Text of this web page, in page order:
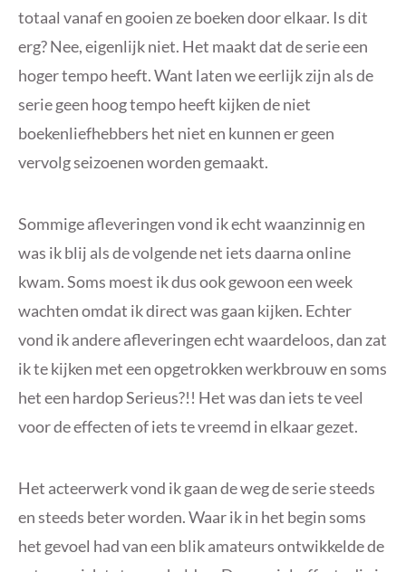
totaal vanaf en gooien ze boeken door elkaar. Is dit
erg? Nee, eigenlijk niet. Het maakt dat de serie een
hoger tempo heeft. Want laten we eerlijk zijn als de
serie geen hoog tempo heeft kijken de niet
boekenliefhebbers het niet en kunnen er geen
vervolg seizoenen worden gemaakt.
Sommige afleveringen vond ik echt waanzinnig en
was ik blij als de volgende net iets daarna online
kwam. Soms moest ik dus ook gewoon een week
wachten omdat ik direct was gaan kijken. Echter
vond ik andere afleveringen echt waardeloos, dan zat
ik te kijken met een opgetrokken werkbrouw en soms
het een hardop Serieus?!! Het was dan iets te veel
voor de effecten of iets te vreemd in elkaar gezet.
Het acteerwerk vond ik gaan de weg de serie steeds
en steeds beter worden. Waar ik in het begin soms
het gevoel had van een blik amateurs ontwikkelde de